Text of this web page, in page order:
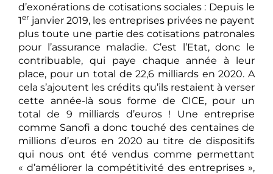
d’exonérations de cotisations sociales : Depuis le
1er janvier 2019, les entreprises privées ne payent
plus toute une partie des cotisations patronales
pour l’assurance maladie. C’est l’Etat, donc le
contribuable, qui paye chaque année à leur
place, pour un total de 22,6 milliards en 2020. A
cela s’ajoutent les crédits qu’ils restaient à verser
cette année-là sous forme de CICE, pour un
total de 9 milliards d’euros ! Une entreprise
comme Sanofi a donc touché des centaines de
millions d’euros en 2020 au titre de dispositifs
qui nous ont été vendus comme permettant
« d’améliorer la compétitivité des entreprises »,